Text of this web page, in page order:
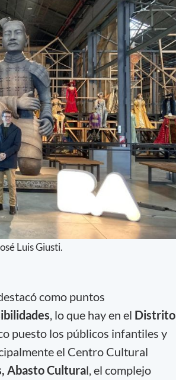
Luis Giusti.
como puntos
, lo que hay en el Distrito
puesto los públicos infantiles y
el Centro Cultural
Abasto Cultural, el complejo